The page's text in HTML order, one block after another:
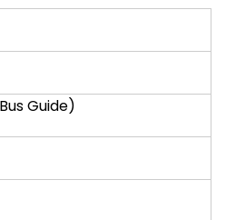
Guide)